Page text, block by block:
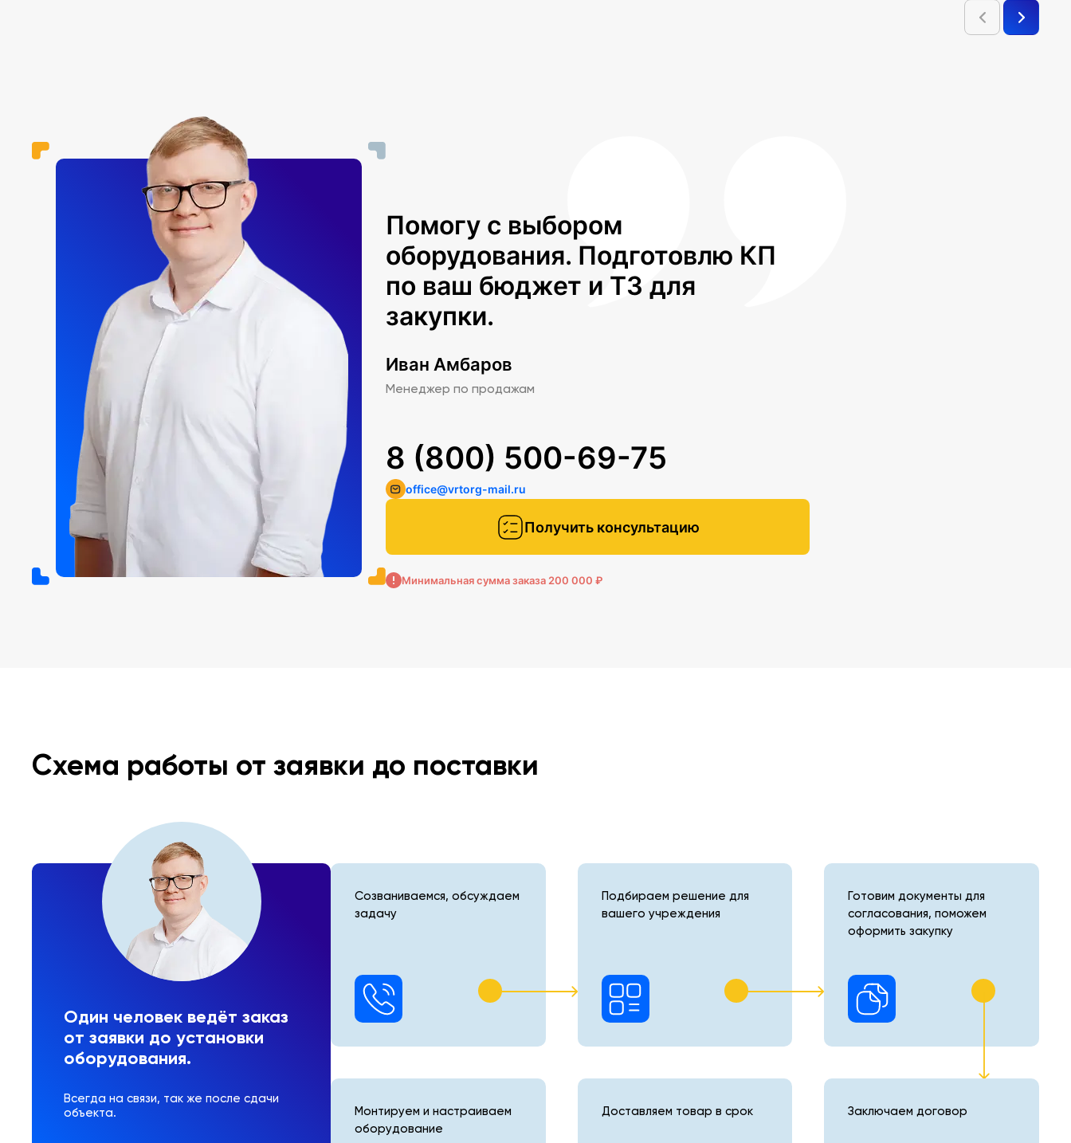
Помогу с выбором
оборудования. Подготовлю КП
по ваш бюджет и ТЗ для
закупки.
Иван Амбаров
Менеджер по продажам
Получить консультацию
8 (800) 500-69-75
office@vrtorg-mail.ru
Минимальная сумма заказа 200 000 ₽
Схема работы от заявки до поставки
Один человек ведёт заказ
от заявки до установки
оборудования.
Всегда на связи, так же после сдачи
объекта.
Созваниваемся, обсуждаем
задачу
Подбираем решение для
вашего учреждения
Готовим документы для
согласования, поможем
оформить закупку
Монтируем и настраиваем
оборудование
Доставляем товар в срок Заключаем договор